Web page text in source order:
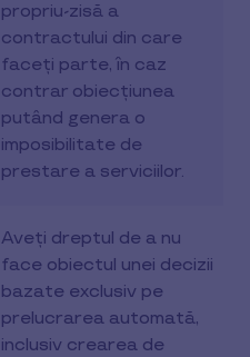
propriu-zisă a
contractului din care
faceți parte, în caz
contrar obiecțiunea
putând genera o
imposibilitate de
prestare a serviciilor.
Aveți dreptul de a nu
face obiectul unei decizii
bazate exclusiv pe
prelucrarea automată,
inclusiv crearea de